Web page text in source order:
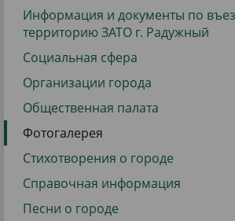
Информация и документы по
территорию ЗАТО г. Радужный
Социальная сфера
Организации города
Общественная палата
Фотогалерея
Стихотворения о городе
Справочная информация
Песни о городе